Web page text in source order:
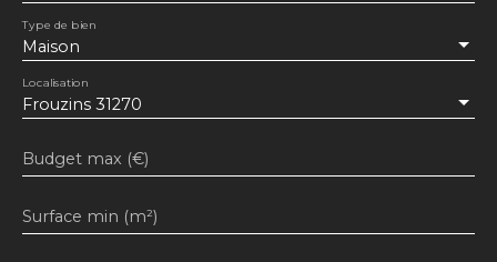
Maison
Type de bien
Frouzins 31270
Localisation
Budget max (€)
Surface min (m²)